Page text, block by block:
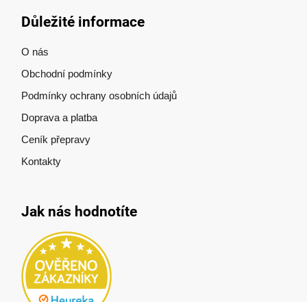
Důležité informace
O nás
Obchodní podmínky
Podmínky ochrany osobních údajů
Doprava a platba
Ceník přepravy
Kontakty
Jak nás hodnotíte